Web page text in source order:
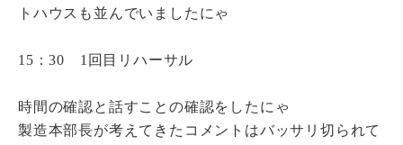
トハウスも並んでいましたにゃ
15：30 1回目リハーサル
時間の確認と話すことの確認をしたにゃ
製造本部長が考えてきたコメントはバッサリ切られて